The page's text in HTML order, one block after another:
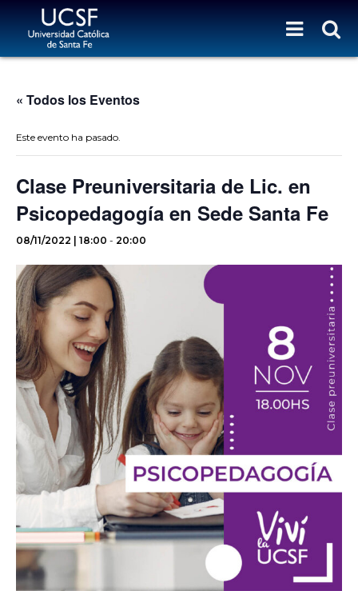
« Todos los Eventos
Este evento ha pasado.
Clase Preuniversitaria de Lic. en
Psicopedagogía en Sede Santa Fe
08/11/2022 | 18:00 - 20:00